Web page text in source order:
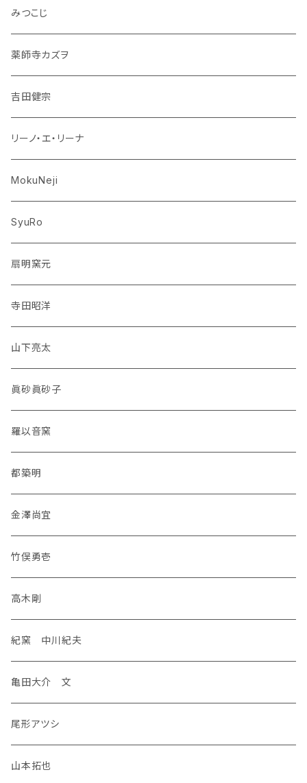
みつこじ
薬師寺カズヲ
吉田健宗
リーノ・エ・リーナ
MokuNeji
SyuRo
扇明窯元
寺田昭洋
山下亮太
眞砂眞砂子
羅以音窯
都築明
金澤尚宜
竹俣勇壱
高木剛
紀窯 中川紀夫
亀田大介 文
尾形アツシ
山本拓也